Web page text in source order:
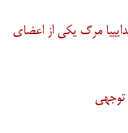
مرگ یکی از اعضای
توجهی